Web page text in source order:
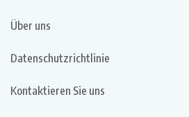
Über uns
Datenschutzrichtlinie
Kontaktieren Sie uns